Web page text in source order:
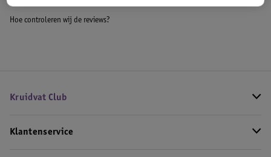
Hoe controleren wij de reviews?
Kruidvat Club
Klantenservice